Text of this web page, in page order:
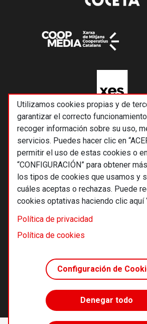
Utilizamos cookies propias y de
garantizar el correcto
recoger información sobre su uso,
servicios. Puedes hacer clic en
permitir el uso de estas cookies o
“CONFIGURACIÓN” para obtener
los tipos de cookies que usamos y
cuáles aceptas o rechazas. Puede
cookies optativas haciendo clic aquí
Política de privacidad
Política de cookies
Configuración de
Denegar todo
© 2026 Alternativas
Footer
Términos y condiciones de
Política de cookies
Principios editoriales